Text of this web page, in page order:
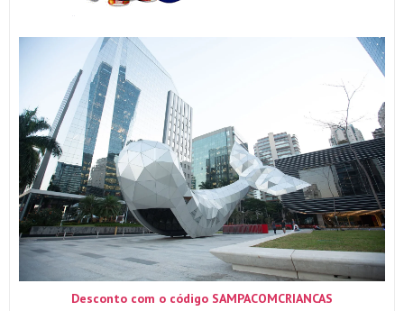
Desconto com o código SAMPACOMCRIANCAS